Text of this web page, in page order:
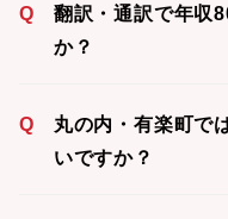
Q
翻訳・通訳で年収
か？
Q
丸の内・有楽町で
いですか？